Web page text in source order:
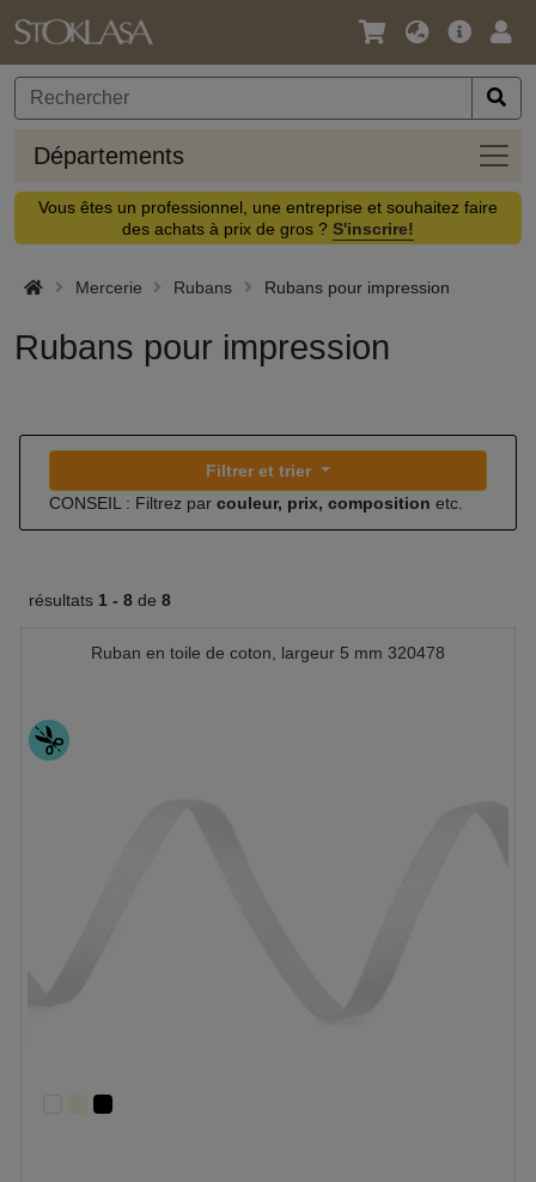
Langue
Devise
Offre
Départements
Vous êtes un professionnel, une entreprise et souhaitez faire
des achats à prix de gros ? S'inscrire!
Mercerie Rubans Rubans pour impression
Rubans pour impression
Filtrer et trier
CONSEIL : Filtrez par couleur, prix, composition etc.
résultats 1 - 8 de 8
Ruban en toile de coton, largeur 5 mm 320478